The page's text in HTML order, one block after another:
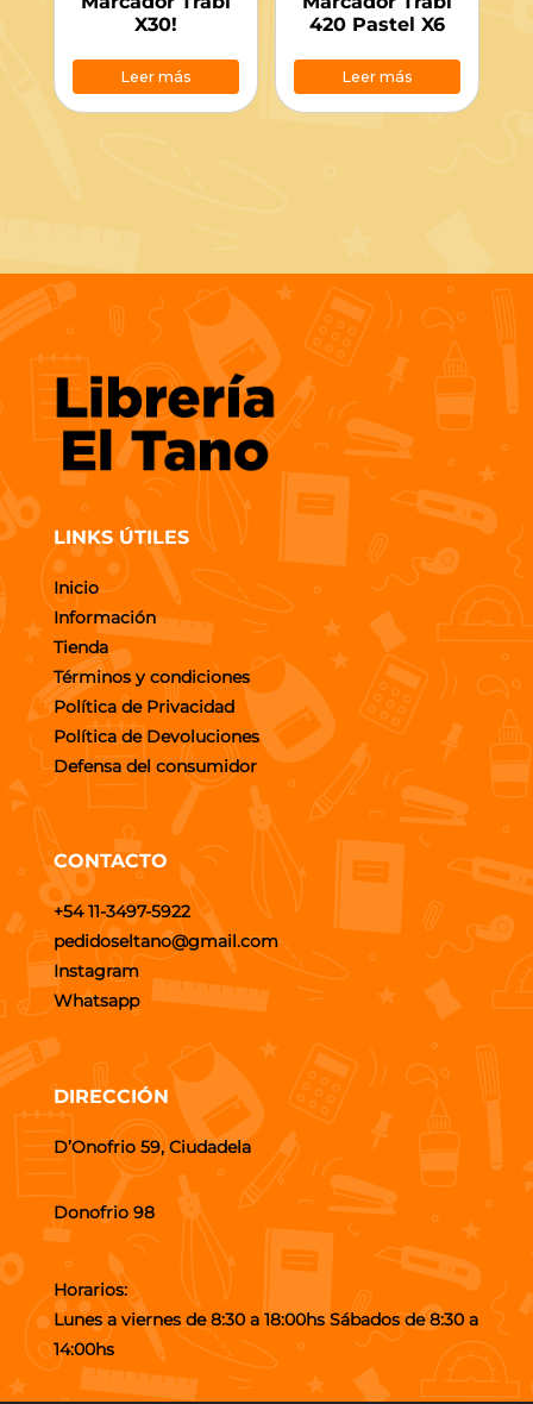
X30!
Leer más
420 Pastel X6
Leer más
LINKS ÚTILES
Inicio
Información
Tienda
Términos y condiciones
Política de Privacidad
Política de Devoluciones
Defensa del consumidor
CONTACTO
+54 11-3497-5922
pedidoseltano@gmail.com
Instagram
Whatsapp
DIRECCIÓN
D’Onofrio 59, Ciudadela
Donofrio 98
Horarios:
Lunes a viernes de 8:30 a 18:00hs Sábados de 8:30 a
14:00hs